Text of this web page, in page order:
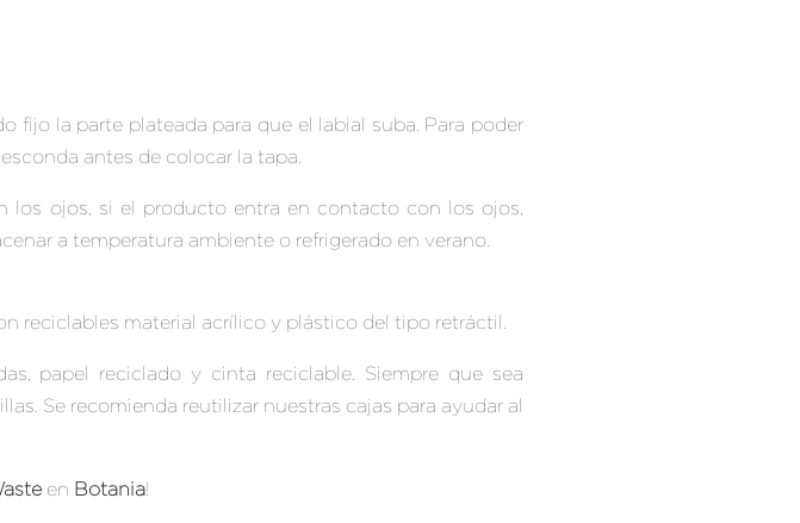
fijo la parte plateada para que el labial suba. Para poder
antes de colocar la tapa.
ojos, si el producto entra en contacto con los ojos,
a temperatura ambiente o refrigerado en verano.
reciclables material acrílico y plástico del tipo retráctil.
papel reciclado y cinta reciclable. Siempre que sea
Se recomienda reutilizar nuestras cajas para ayudar al
en Botania!